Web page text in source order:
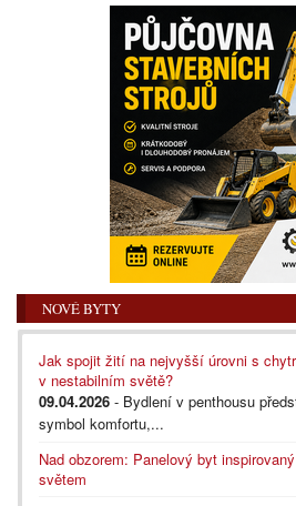
NOVÉ BYTY
Jak spojit žití na nejvyšší úrovni s
v nestabilním světě?
09.04.2026 - Bydlení v penthousu
symbol komfortu,...
Nad obzorem: Panelový byt
světem